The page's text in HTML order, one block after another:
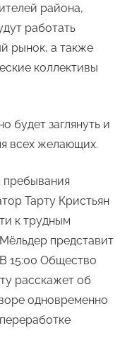
района,
работать
рынок, а также
коллективы
будет заглянуть и
всех желающих.
пребывания
Тарту Кристьян
к трудным
представит
15:00 Общество
расскажет об
одновременно